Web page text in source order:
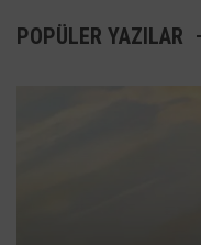
POPÜLER YAZILAR